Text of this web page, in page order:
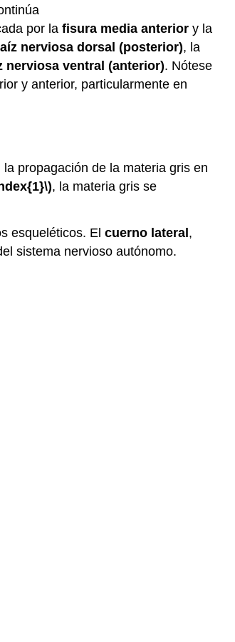
Nervios
craneales
por la fisura media anterior y la
nerviosa dorsal (posterior), la
nerviosa ventral (anterior). Nótese
y anterior, particularmente en
propagación de la materia gris en
, la materia gris se
esqueléticos. El cuerno lateral,
sistema nervioso autónomo.